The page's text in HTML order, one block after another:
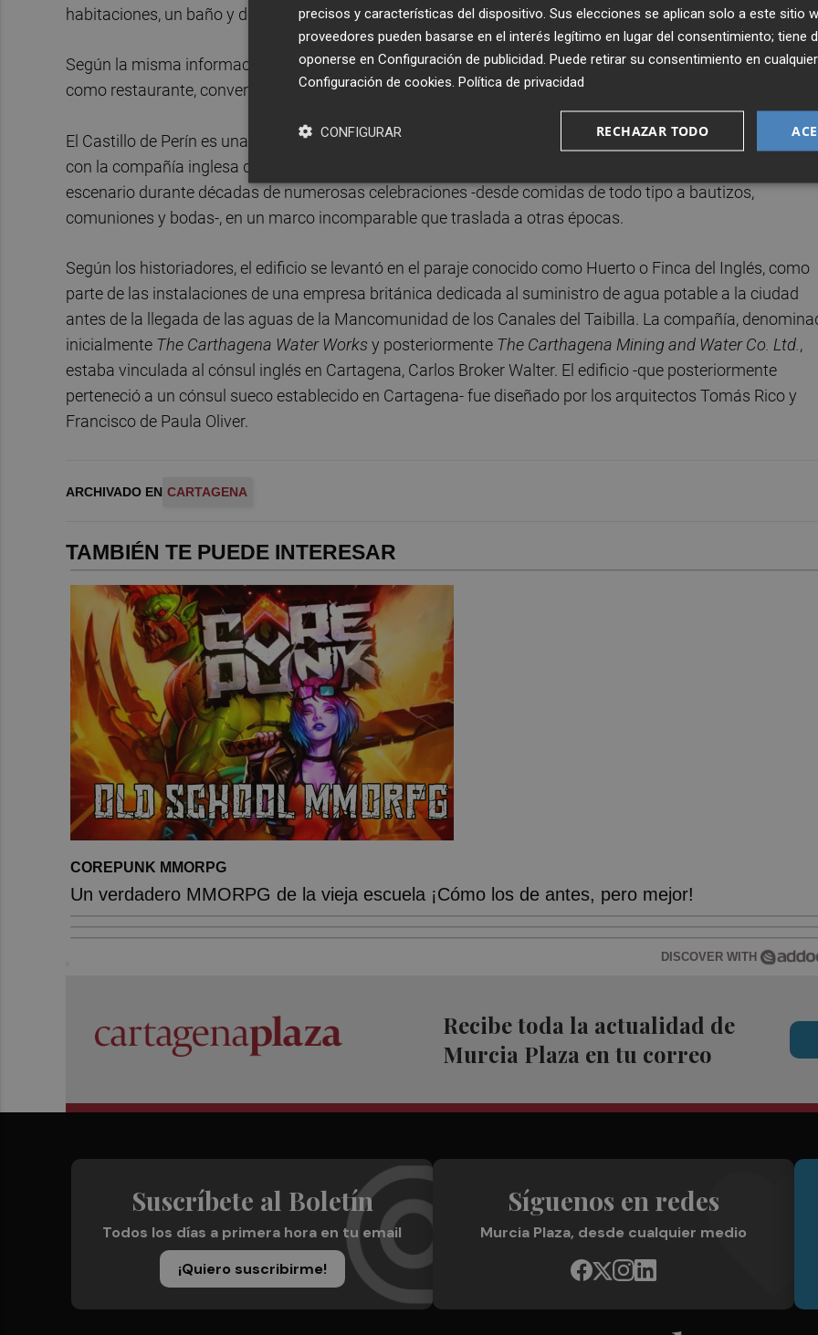
habitaciones, un baño y dos aseos y un hall por donde se sale a un jardín.
Según la misma información publicaca en Idealista, "existen muchas posibilidades de negocio; desde
como restaurante, convertirlo en turismo rural, hacer un camping o porqué no vivir en el Castillo".
El Castillo de Perín es una edificación llena de historia e historias, ya que además de sus orígenes ligados
con la compañía inglesa que llevó a cabo el abastecimiento de agua potable en Cartagena, ha sido
escenario durante décadas de numerosas celebraciones -desde comidas de todo tipo a bautizos,
comuniones y bodas-, en un marco incomparable que traslada a otras épocas.
Según los historiadores, el edificio se levantó en el paraje conocido como Huerto o Finca del Inglés, como
parte de las instalaciones de una empresa británica dedicada al suministro de agua potable a la ciudad
antes de la llegada de las aguas de la Mancomunidad de los Canales del Taibilla. La compañía,
inicialmente The Carthagena Water Worksy posteriormente The Carthagena Mining and Water Co. Ltd.,
estaba vinculada al cónsul inglés en Cartagena, Carlos Broker Walter. El edificio -que posteriormente
perteneció a un cónsul sueco establecido en Cartagena- fue diseñado por los arquitectos Tomás Rico y
Francisco de Paula Oliver.
ARCHIVADO EN CARTAGENA
TAMBIÉN TE PUEDE INTERESAR
COREPUNK MMORPG
Un verdadero MMORPG de la vieja escuela ¡Cómo los de antes, pero mejor!
DISCOVER WITH
Recibe toda la actualidad de
Murcia Plaza en tu correo
Suscríbete al Boletín
Todos los días a primera hora en tu email
¡Quiero suscribirme!
Síguenos en redes
Murcia Plaza, desde cualquier medio
precisos y características del dispositivo. Sus elecciones se aplican solo a este sitio
proveedores pueden basarse en el interés legítimo en lugar del consentimiento; tiene
oponerse en Configuración de publicidad . Puede retirar su consentimiento en
Configuración de cookies Política de privacidad
RECHAZAR TODO
CONFIGURAR